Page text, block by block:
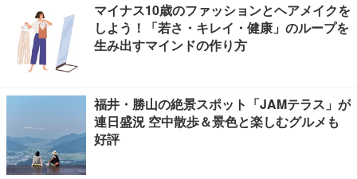
マイナス10歳のファッションとヘアメイクを
しよう！「若さ・キレイ・健康」のループを
生み出すマインドの作り方
福井・勝山の絶景スポット「JAMテラス」が
連日盛況 空中散歩＆景色と楽しむグルメも
好評